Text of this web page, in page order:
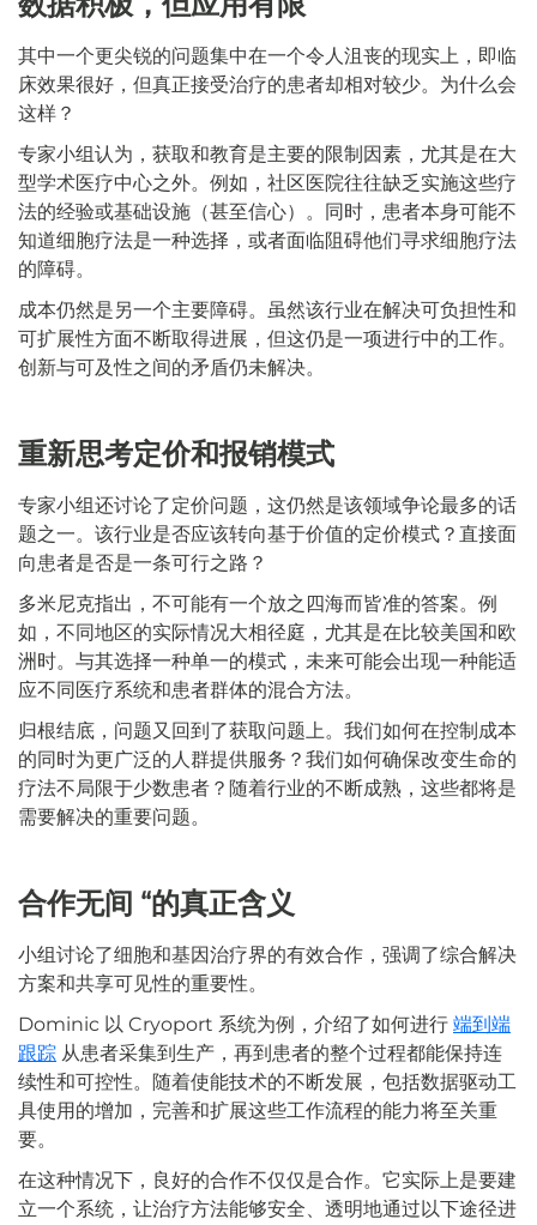
其中一个更尖锐的问题集中在一个令人沮丧的现实上，即临
床效果很好，但真正接受治疗的患者却相对较少。为什么会
这样？
专家小组认为，获取和教育是主要的限制因素，尤其是在大
型学术医疗中心之外。例如，社区医院往往缺乏实施这些疗
法的经验或基础设施（甚至信心）。同时，患者本身可能不
知道细胞疗法是一种选择，或者面临阻碍他们寻求细胞疗法
的障碍。
成本仍然是另一个主要障碍。虽然该行业在解决可负担性和
可扩展性方面不断取得进展，但这仍是一项进行中的工作。
创新与可及性之间的矛盾仍未解决。
重新思考定价和报销模式
专家小组还讨论了定价问题，这仍然是该领域争论最多的话
题之一。该行业是否应该转向基于价值的定价模式？直接面
向患者是否是一条可行之路？
多米尼克指出，不可能有一个放之四海而皆准的答案。例
如，不同地区的实际情况大相径庭，尤其是在比较美国和欧
洲时。与其选择一种单一的模式，未来可能会出现一种能适
应不同医疗系统和患者群体的混合方法。
归根结底，问题又回到了获取问题上。我们如何在控制成本
的同时为更广泛的人群提供服务？我们如何确保改变生命的
疗法不局限于少数患者？随着行业的不断成熟，这些都将是
需要解决的重要问题。
合作无间 “的真正含义
小组讨论了细胞和基因治疗界的有效合作，强调了综合解决
方案和共享可见性的重要性。
Dominic 以 Cryoport 系统为例，介绍了如何进行 端到端
跟踪 从患者采集到生产，再到患者的整个过程都能保持连
续性和可控性。随着使能技术的不断发展，包括数据驱动工
具使用的增加，完善和扩展这些工作流程的能力将至关重
要。
在这种情况下，良好的合作不仅仅是合作。它实际上是要建
立一个系统，让治疗方法能够安全、透明地通过以下途径进